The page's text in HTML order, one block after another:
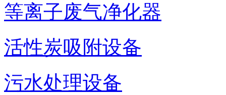
等离子废气净化器
活性炭吸附设备
污水处理设备